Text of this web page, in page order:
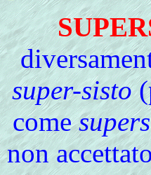
super-sisto
come
non